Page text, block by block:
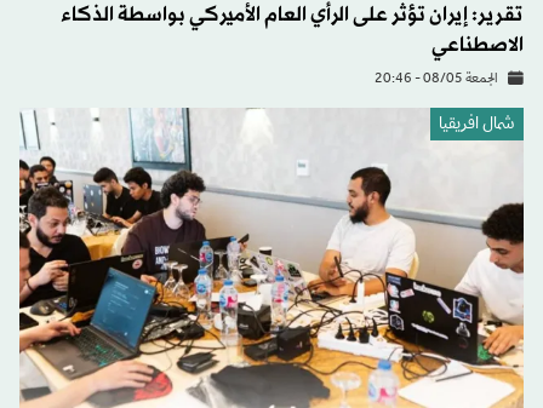
تقرير: إيران تؤثر على الرأي العام الأميركي بواسطة الذكاء
الاصطناعي
الجمعة 08/05 - 20:46
شمال افريقيا